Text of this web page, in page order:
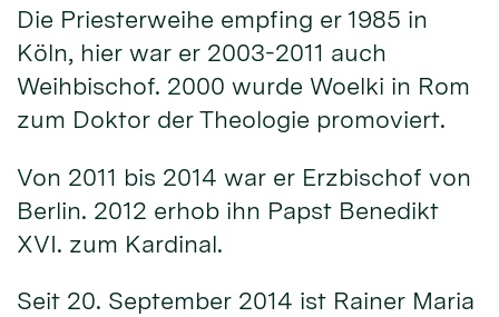
Die Priesterweihe empfing er 1985 in
Köln, hier war er 2003-2011 auch
Weihbischof. 2000 wurde Woelki in Rom
zum Doktor der Theologie promoviert.
Von 2011 bis 2014 war er Erzbischof von
Berlin. 2012 erhob ihn Papst Benedikt
XVI. zum Kardinal.
Seit 20. September 2014 ist Rainer Maria